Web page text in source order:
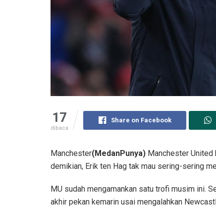
17
dibaca
Share on Facebook
Manchester(MedanPunya) Manchester United
demikian, Erik ten Hag tak mau sering-sering
MU sudah mengamankan satu trofi musim ini.
akhir pekan kemarin usai mengalahkan